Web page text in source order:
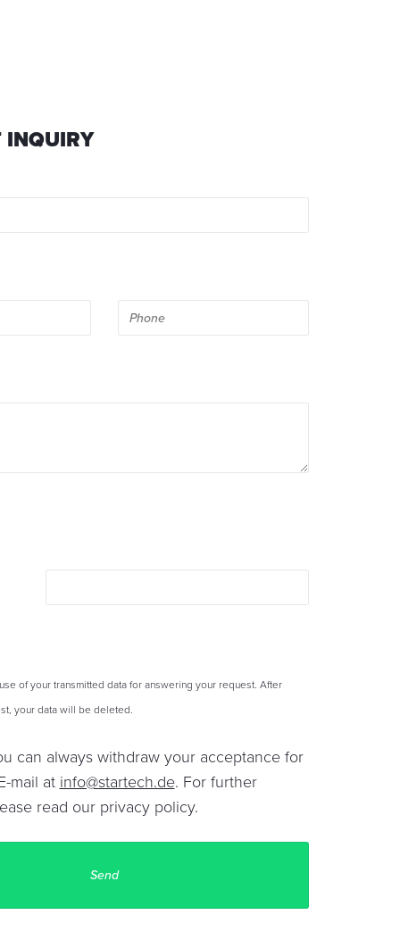
INQUIRY
of your transmitted data for answering your request. After
your data will be deleted.
can always withdraw your acceptance for
mail at info@startech.de. For further
read our privacy policy.